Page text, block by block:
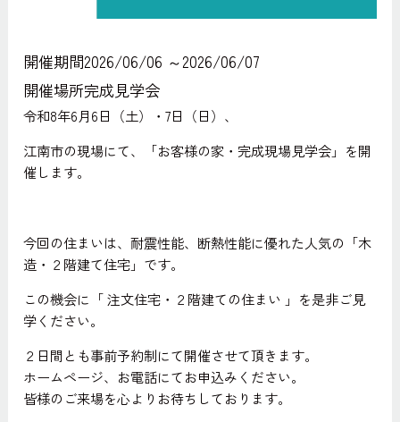
開催期間2026/06/06 ～2026/06/07
開催場所完成見学会
令和8年6月6日（土）・7日（日）、
江南市の現場にて、「お客様の家・完成現場見学会」を開
催します。
今回の住まいは、耐震性能、断熱性能に優れた人気の「木
造・２階建て住宅」です。
この機会に「 注文住宅・２階建ての住まい 」を是非ご見
学ください。
２日間とも事前予約制にて開催させて頂きます。
ホームページ、お電話にてお申込みください。
皆様のご来場を心よりお待ちしております。